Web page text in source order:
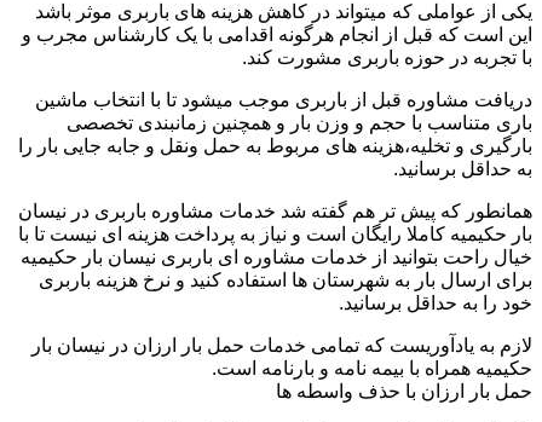
یکی از عواملی که میتواند در کاهش هزینه های باربری موثر باشد
این است که قبل از انجام هرگونه اقدامی با یک کارشناس مجرب و
با تجربه در حوزه باربری مشورت کند.
دریافت مشاوره قبل از باربری موجب میشود تا با انتخاب ماشین
باری متناسب با حجم و وزن بار و همچنین زمانبندی تخصصی
بارگیری و تخلیه،هزینه های مربوط به حمل ونقل و جابه جایی بار را
به حداقل برسانید.
همانطور که پیش تر هم گفته شد خدمات مشاوره باربری در نیسان
بار حکیمیه کاملا رایگان است و نیاز به پرداخت هزینه ای نیست تا با
خیال راحت بتوانید از خدمات مشاوره ای باربری نیسان بار حکیمیه
برای ارسال بار به شهرستان ها استفاده کنید و نرخ هزینه باربری
خود را به حداقل برسانید.
لازم به یادآوریست که تمامی خدمات حمل بار ارزان در نیسان بار
حکیمیه همراه با بیمه نامه و بارنامه است.
حمل بار ارزان با حذف واسطه ها